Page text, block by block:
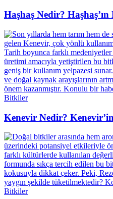
Haşhaş Nedir?
Bitkiler
Kenevir Nedir?
Bitkiler